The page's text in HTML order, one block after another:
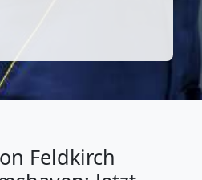
Feldkirch